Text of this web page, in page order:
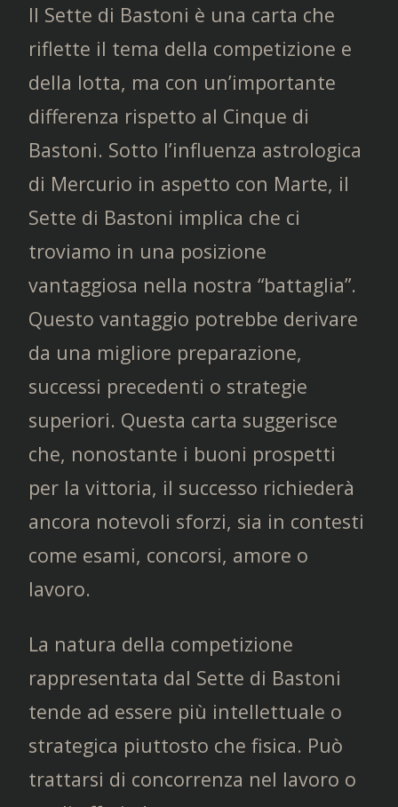
Il Sette di Bastoni è una carta che
riflette il tema della competizione e
della lotta, ma con un’importante
differenza rispetto al Cinque di
Bastoni. Sotto l’influenza astrologica
di Mercurio in aspetto con Marte, il
Sette di Bastoni implica che ci
troviamo in una posizione
vantaggiosa nella nostra “battaglia”.
Questo vantaggio potrebbe derivare
da una migliore preparazione,
successi precedenti o strategie
superiori. Questa carta suggerisce
che, nonostante i buoni prospetti
per la vittoria, il successo richiederà
ancora notevoli sforzi, sia in contesti
come esami, concorsi, amore o
lavoro.
La natura della competizione
rappresentata dal Sette di Bastoni
tende ad essere più intellettuale o
strategica piuttosto che fisica. Può
trattarsi di concorrenza nel lavoro o